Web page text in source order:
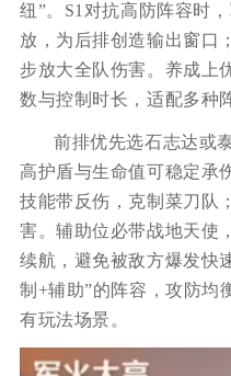
纽”。S1对抗高防阵容时
放，为后排创造输出窗口
步放大全队伤害。养成上
数与控制时长，适配多种
前排优先选石志达或
高护盾与生命值可稳定承
技能带反伤，克制菜刀队
害。辅助位必带战地天使
续航，避免被敌方爆发快
制+辅助”的阵容，攻防均
有玩法场景。